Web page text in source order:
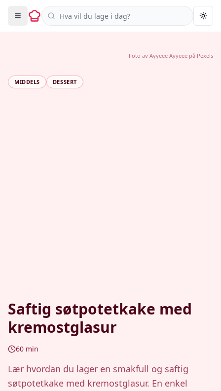
Søk i oppskrifter
MIDDELS DESSERT
Saftig søtpotetkake med
kremostglasur
60 min
Lær hvordan du lager en smakfull og saftig
søtpotetkake med kremostglasur. En enkel
Foto av Ayyeee Ayyeee på Pexels